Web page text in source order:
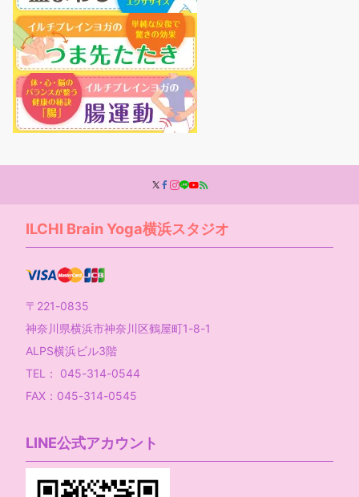
ILCHI Brain Yoga横浜スタジオ
〒221-0835
神奈川県横浜市神奈川区鶴屋町1-8-1
ALPS横浜ビル3階
TEL： 045-314-0544
FAX：045-314-0545
LINE公式アカウント